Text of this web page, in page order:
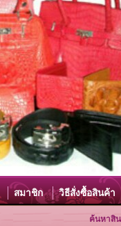
สมาชิก วิธีสั่งซื้อสินค้า
ค้นหาสิ